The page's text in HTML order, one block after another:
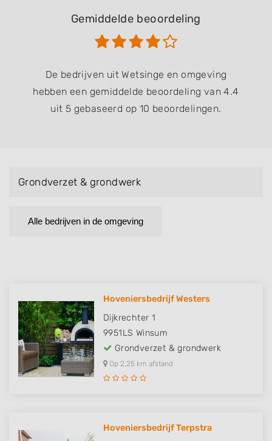
Gemiddelde beoordeling
De bedrijven uit Wetsinge en omgeving
hebben een gemiddelde beoordeling van 4.4
uit 5 gebaseerd op 10 beoordelingen.
Grondverzet & grondwerk
Alle bedrijven in de omgeving
Hoveniersbedrijf Westers
Dijkrechter 1
9951LS Winsum
Grondverzet & grondwerk
Op 2,25 km afstand
Hoveniersbedrijf Terpstra